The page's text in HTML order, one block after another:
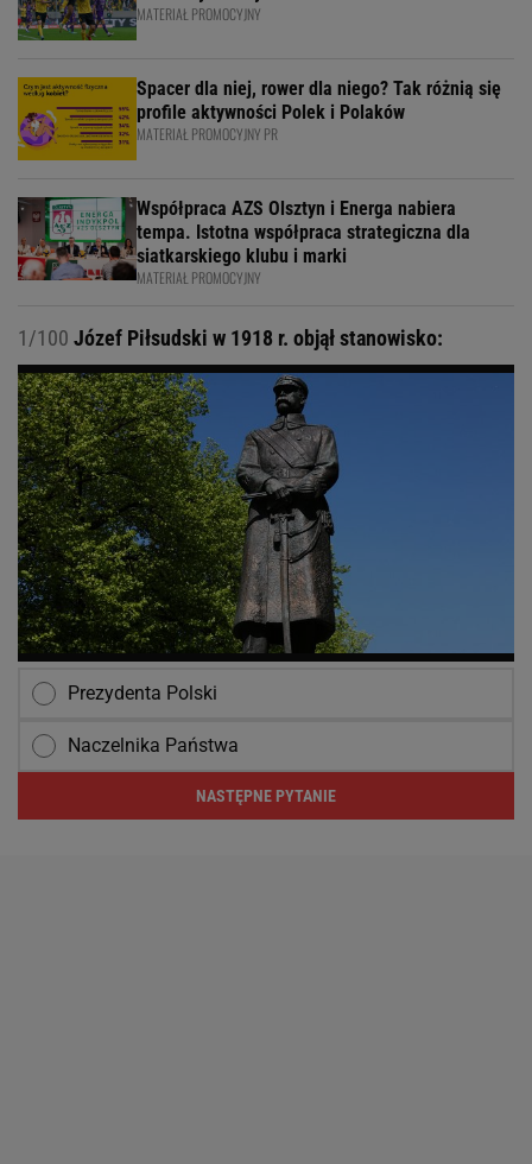
MATERIAŁ PROMOCYJNY
Spacer dla niej, rower dla niego? Tak różnią się
profile aktywności Polek i Polaków
MATERIAŁ PROMOCYJNY PR
Współpraca AZS Olsztyn i Energa nabiera
tempa. Istotna współpraca strategiczna dla
siatkarskiego klubu i marki
MATERIAŁ PROMOCYJNY
1/100 Józef Piłsudski w 1918 r. objął stanowisko:
Prezydenta Polski
Naczelnika Państwa
NASTĘPNE PYTANIE